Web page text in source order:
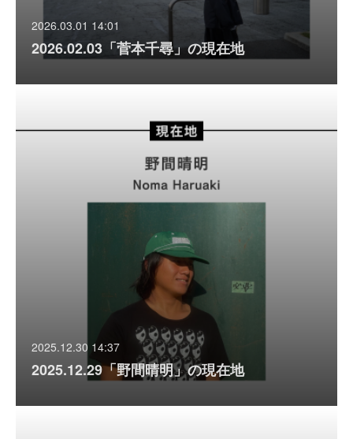
2026.03.01 14:01
2026.02.03「菅本千尋」の現在地
2025.12.30 14:37
2025.12.29「野間晴明」の現在地